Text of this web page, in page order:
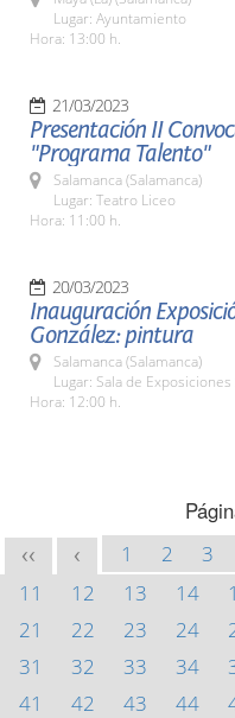
Lugar: Ayuntamiento
Hora: 13:00 h.
21/03/2023
Presentación II
"Programa Talento"
Salamanca (Salamanca)
Lugar: Teatro Liceo
Hora: 11:00 h.
20/03/2023
Inauguración
González: pintura
Salamanca (Salamanca)
Lugar: Sala de Exposiciones
Hora: 12:00 h.
<< < 1 2 3
11
12 13 14
21
22 23 24
31
32 33 34
41
42 43 44